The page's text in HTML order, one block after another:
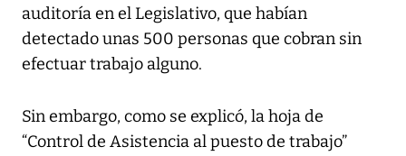
auditoría en el Legislativo, que habían
detectado unas 500 personas que cobran sin
efectuar trabajo alguno.
Sin embargo, como se explicó, la hoja de
“Control de Asistencia al puesto de trabajo”